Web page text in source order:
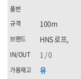
HNS 로프,
유
100m
1 / 0